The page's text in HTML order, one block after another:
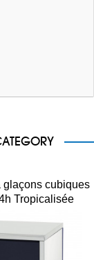
glaçons cubiques
Tropicalisée